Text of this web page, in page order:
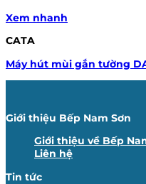
Xem nhanh
CATA
Máy hút mùi gắn tường
Giới thiệu Bếp Nam Sơn
Giới thiệu về Bếp
Liên hệ
Tin tức